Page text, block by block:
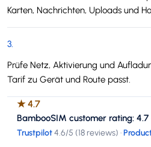
Karten, Nachrichten, Uploads und
3.
Prüfe Netz, Aktivierung und
Tarif zu Gerät und Route passt.
★4.7
BambooSIM customer rating:
Trustpilot4.6/5 (18 reviews) ·